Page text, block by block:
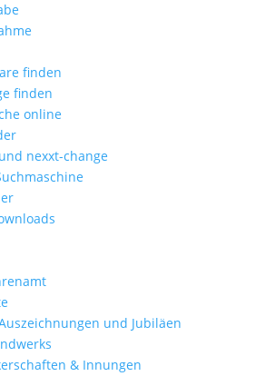
finden
finden
online
nexxt-change
und Jubiläen
& Innungen